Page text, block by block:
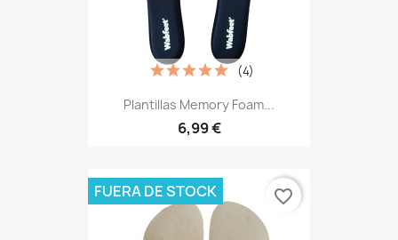
Plantillas Memory Foam...
6,99 €
(4)
FUERA DE STOCK favorite_border